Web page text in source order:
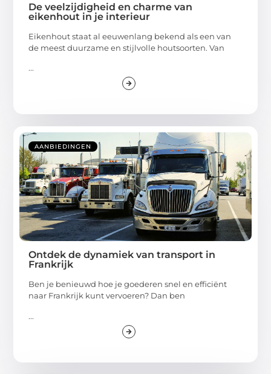
De veelzijdigheid en charme van
eikenhout in je interieur
Eikenhout staat al eeuwenlang bekend als een van
de meest duurzame en stijlvolle houtsoorten. Van
...
AANBIEDINGEN
Ontdek de dynamiek van transport in
Frankrijk
Ben je benieuwd hoe je goederen snel en efficiënt
naar Frankrijk kunt vervoeren? Dan ben
...